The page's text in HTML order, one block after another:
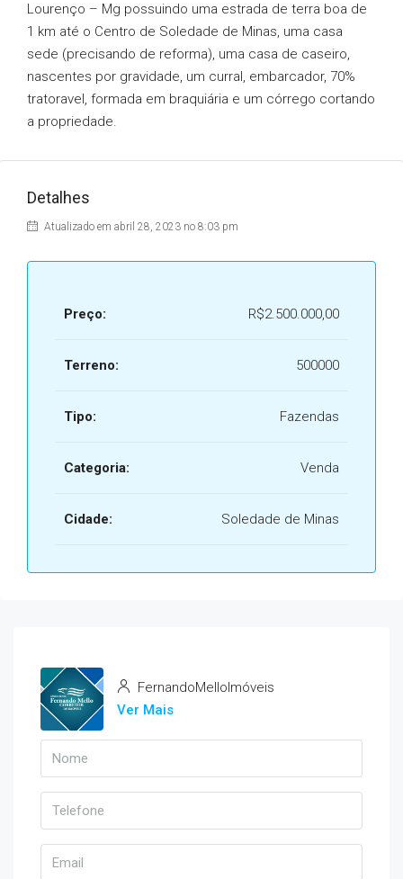
Lourenço – Mg possuindo uma estrada de terra boa de
1 km até o Centro de Soledade de Minas, uma casa
sede (precisando de reforma), uma casa de caseiro,
nascentes por gravidade, um curral, embarcador, 70%
tratoravel, formada em braquiária e um córrego cortando
a propriedade.
Detalhes
Atualizado em abril 28, 2023 no 8:03 pm
Preço: R$2.500.000,00
Terreno: 500000
Tipo: Fazendas
Categoria: Venda
Cidade: Soledade de Minas
FernandoMelloImóveis
Ver Mais